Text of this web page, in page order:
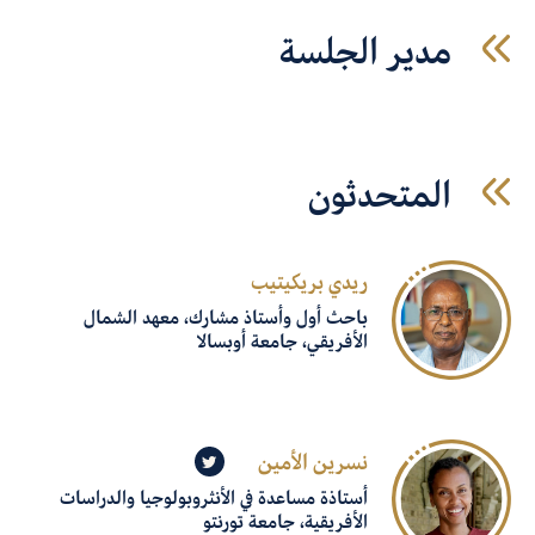
مدير الجلسة
المتحدثون
ريدي بريكيتيب
باحث أول وأستاذ مشارك، معهد الشمال
الأفريقي، جامعة أوبسالا
نسرين الأمين
أستاذة مساعدة في الأنثروبولوجيا والدراسات
الأفريقية، جامعة تورنتو